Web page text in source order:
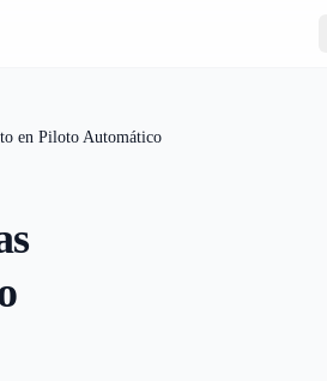
en Piloto Automático